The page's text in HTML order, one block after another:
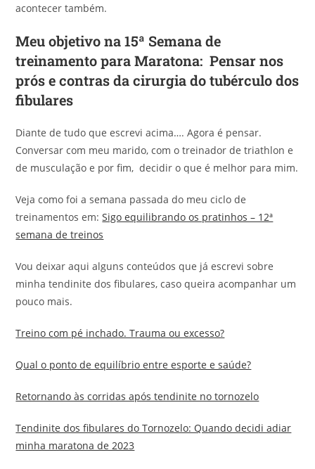
acontecer também.
Meu objetivo na 15ª Semana de
treinamento para Maratona: Pensar nos
prós e contras da cirurgiado tubérculo dos
fibulares
Diante de tudo que escrevi acima…. Agora é pensar.
Conversar com meu marido, com o treinador de triathlon e
de musculação e por fim, decidir o que é melhor para mim.
Veja como foi a semana passada do meu ciclo de
treinamentos em:Sigo equilibrando os pratinhos – 12ª
semana de treinos
Vou deixar aqui alguns conteúdos que já escrevi sobre
minha tendinite dos fibulares, caso queira acompanhar um
pouco mais.
Treino com pé inchado. Trauma ou excesso?
Qual o ponto de equilíbrio entre esporte e saúde?
Retornando às corridas após tendinite no tornozelo
Tendinite dos fibulares do Tornozelo: Quando decidi adiar
minha maratona de 2023